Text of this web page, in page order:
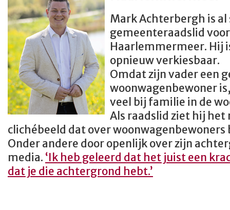
Mark Achterbergh is
gemeenteraadslid voor
Haarlemmermeer. Hij
opnieuw verkiesbaar.
Omdat zijn vader een
woonwagenbewoner
veel bij familie in de
Als raadslid ziet hij het
clichébeeld dat over
Onder andere door openlijk over zijn
media. ‘Ik heb geleerd dat het juist een
dat je die achtergrond hebt.’